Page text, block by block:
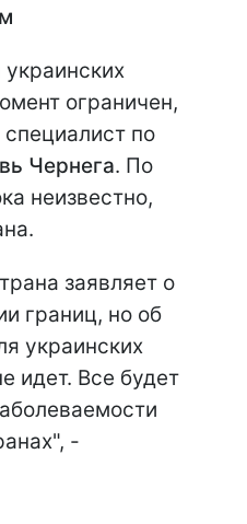
ограничен,
по
Чернега. По
неизвестно,
заявляет о
границ, но об
украинских
идет. Все будет
-